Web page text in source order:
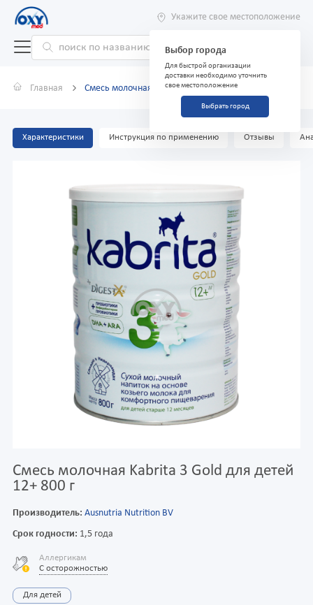
Укажите свое местоположение
Выбор города
Для быстрой организации
доставки необходимо уточнить
свое местоположение
Выбрать город
Главная Смесь молочная Kabrita 3 Gold для детей 12+ 800 г
Характеристики Инструкция по применению Отзывы
Смесь молочная Kabrita 3 Gold для детей
12+ 800 г
Производитель: Ausnutria Nutrition BV
Срок годности: 1,5 года
Аллергикам
С осторожностью
Для детей